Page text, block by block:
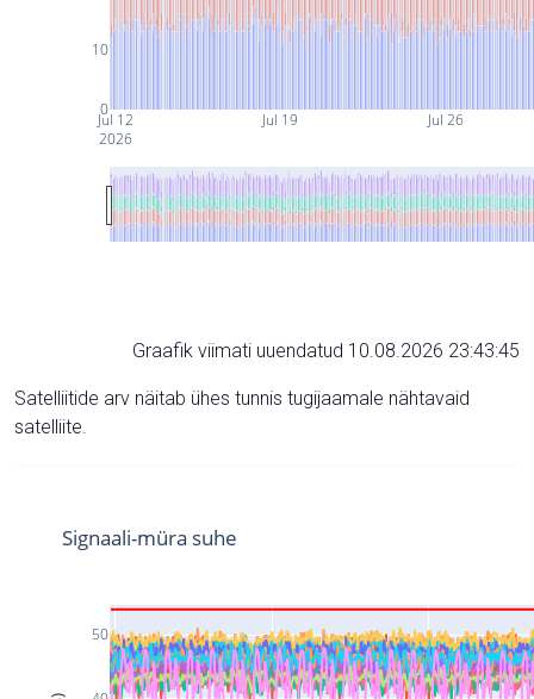
Jul 12
2026
Jul 19 Jul 26
0
10
Graafik viimati uuendatud 10.08.2026 23:43:45
Satelliitide arv näitab ühes tunnis tugijaamale nähtavaid
satelliite.
50
Signaali-müra suhe